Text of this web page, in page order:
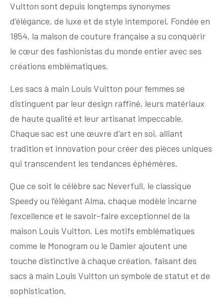
Vuitton sont depuis longtemps synonymes
d’élégance, de luxe et de style intemporel. Fondée en
1854, la maison de couture française a su conquérir
le cœur des fashionistas du monde entier avec ses
créations emblématiques.
Les sacs à main Louis Vuitton pour femmes se
distinguent par leur design raffiné, leurs matériaux
de haute qualité et leur artisanat impeccable.
Chaque sac est une œuvre d’art en soi, alliant
tradition et innovation pour créer des pièces uniques
qui transcendent les tendances éphémères.
Que ce soit le célèbre sac Neverfull, le classique
Speedy ou l’élégant Alma, chaque modèle incarne
l’excellence et le savoir-faire exceptionnel de la
maison Louis Vuitton. Les motifs emblématiques
comme le Monogram ou le Damier ajoutent une
touche distinctive à chaque création, faisant des
sacs à main Louis Vuitton un symbole de statut et de
sophistication.